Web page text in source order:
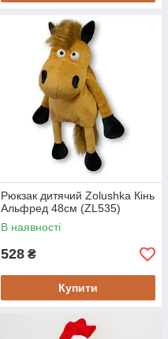
Рюкзак дитячий Zolushka Кінь
Альфред 48см (ZL535)
В наявності
528 ₴
Купити